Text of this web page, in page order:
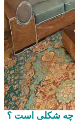
چه شکلی است ؟